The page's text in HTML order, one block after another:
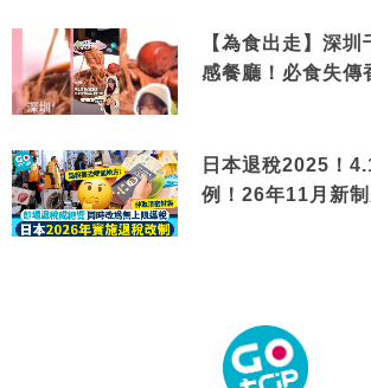
【為食出走】深
感餐廳！必食失傳
日本退稅2025！
例！26年11月新